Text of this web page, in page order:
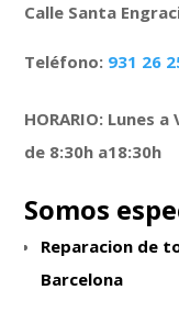
Calle Santa
Teléfono: 931 26
HORARIO: Lunes a
de 8:30h a18:30h
Somos
Reparacion de
Barcelona